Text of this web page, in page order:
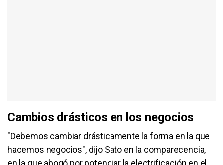
Cambios drásticos en los negocios
"Debemos cambiar drásticamente la forma en la que
hacemos negocios", dijo Sato en la comparecencia,
en la que abogó por potenciar la electrificación en el